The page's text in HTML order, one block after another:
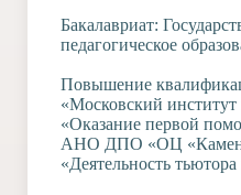
Бакалавриат:
педагогическое
Повышение
«Московский
«Оказание первой
АНО ДПО «ОЦ
«Деятельность